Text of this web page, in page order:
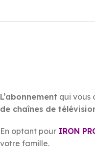
L’abonnement qui vous
de chaînes de
En optant pour IRON
votre famille.